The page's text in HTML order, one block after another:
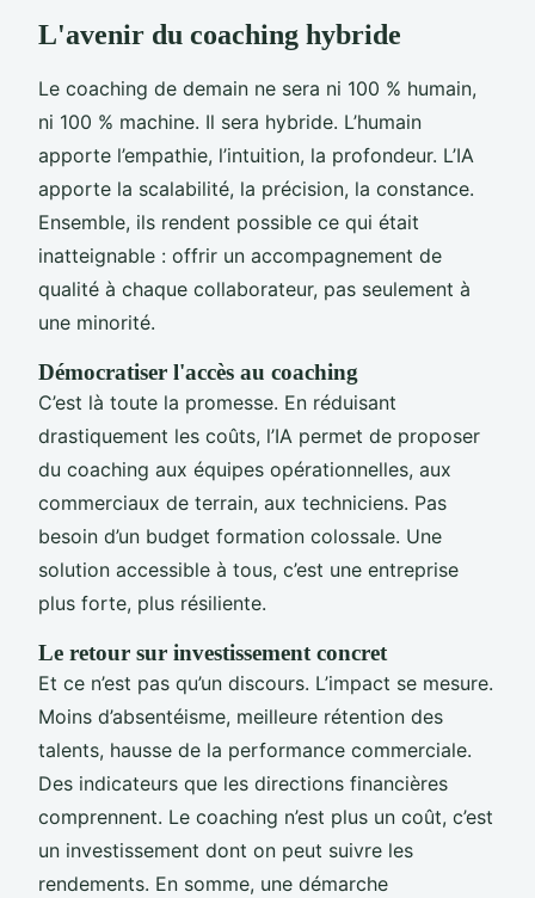
L'avenir du coaching hybride
Le coaching de demain ne sera ni 100 % humain,
ni 100 % machine. Il sera hybride. L’humain
apporte l’empathie, l’intuition, la profondeur. L’IA
apporte la scalabilité, la précision, la constance.
Ensemble, ils rendent possible ce qui était
inatteignable : offrir un accompagnement de
qualité à chaque collaborateur, pas seulement à
une minorité.
Démocratiser l'accès au coaching
C’est là toute la promesse. En réduisant
drastiquement les coûts, l’IA permet de proposer
du coaching aux équipes opérationnelles, aux
commerciaux de terrain, aux techniciens. Pas
besoin d’un budget formation colossale. Une
solution accessible à tous, c’est une entreprise
plus forte, plus résiliente.
Le retour sur investissement concret
Et ce n’est pas qu’un discours. L’impact se mesure.
Moins d’absentéisme, meilleure rétention des
talents, hausse de la performance commerciale.
Des indicateurs que les directions financières
comprennent. Le coaching n’est plus un coût, c’est
un investissement dont on peut suivre les
rendements. En somme, une démarche